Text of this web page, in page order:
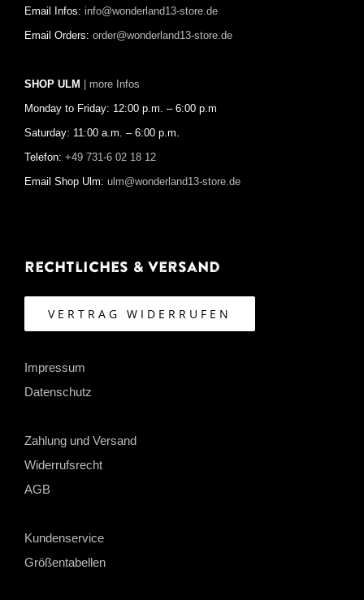
Email Infos: info@wonderland13-store.de
Email Orders: order@wonderland13-store.de
SHOP ULM | more Infos
Monday to Friday: 12:00 p.m. – 6:00 p.m
Saturday: 11:00 a.m. – 6:00 p.m.
Telefon: +49 731-6 02 18 12
Email Shop Ulm: ulm@wonderland13-store.de
Rechtliches & Versand
VERTRAG WIDERRUFEN
Impressum
Datenschutz
Zahlung und Versand
Widerrufsrecht
AGB
Kundenservice
Größentabellen